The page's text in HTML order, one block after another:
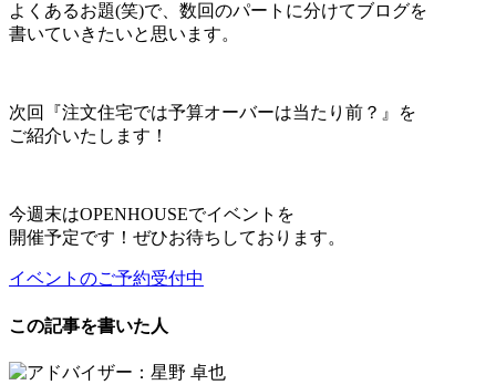
よくあるお題(笑)で、数回のパートに分けてブログを
書いていきたいと思います。
次回『注文住宅では予算オーバーは当たり前？』を
ご紹介いたします！
今週末はOPENHOUSEでイベントを
開催予定です！ぜひお待ちしております。
イベントのご予約受付中
この記事を書いた人